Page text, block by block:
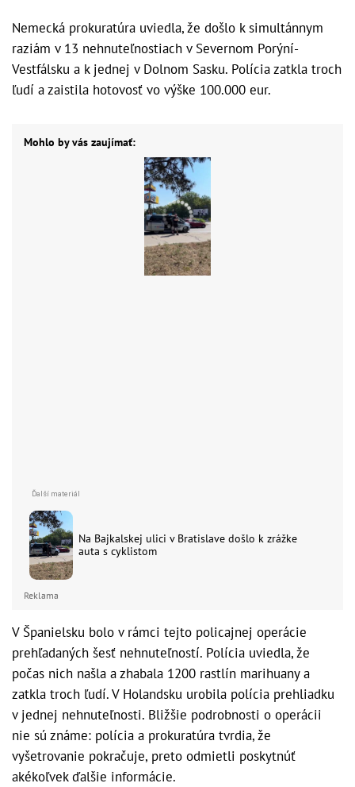
Nemecká prokuratúra uviedla, že došlo k simultánnym
raziám v 13 nehnuteľnostiach v Severnom Porýní-
Vestfálsku a k jednej v Dolnom Sasku. Polícia zatkla troch
ľudí a zaistila hotovosť vo výške 100.000 eur.
Mohlo by vás zaujímať:
Na Bajkalskej ulici v Bratislave došlo k zrážke
auta s cyklistom
Reklama
V Španielsku bolo v rámci tejto policajnej operácie
prehľadaných šesť nehnuteľností. Polícia uviedla, že
počas nich našla a zhabala 1200 rastlín marihuany a
zatkla troch ľudí. V Holandsku urobila polícia prehliadku
v jednej nehnuteľnosti. Bližšie podrobnosti o operácii
nie sú známe: polícia a prokuratúra tvrdia, že
vyšetrovanie pokračuje, preto odmietli poskytnúť
akékoľvek ďalšie informácie.